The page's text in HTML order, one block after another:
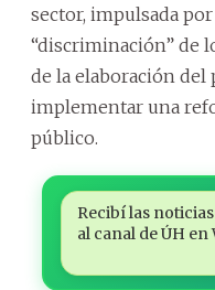
sector, impulsada
“discriminación” de
de la elaboración del
implementar una
público.
Recibí las
al canal de ÚH en